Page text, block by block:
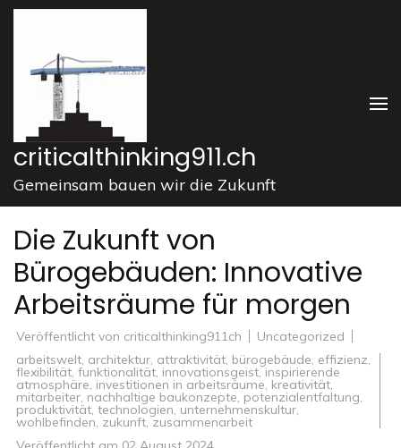
Zum
springen
drücken)
criticalthinking911.ch
Gemeinsam bauen wir die Zukunft
Die Zukunft von
Bürogebäuden: Innovative
Arbeitsräume für morgen
Veröffentlicht von criticalthinking911ch
Uncategorized
arbeitswelt, architektur, attraktivität, bürogebäude, effizienz,
flexibilität, funktionalität, innovationsgeist,inspirierende
atmosphäre, investitionen in arbeitsräume, kreativität,
mitarbeiter, nachhaltige baukonzepte, potenzialentfaltung,
produktivität, technologien, unternehmenskultur,
wohlbefinden, zukunft,zusammenarbeit